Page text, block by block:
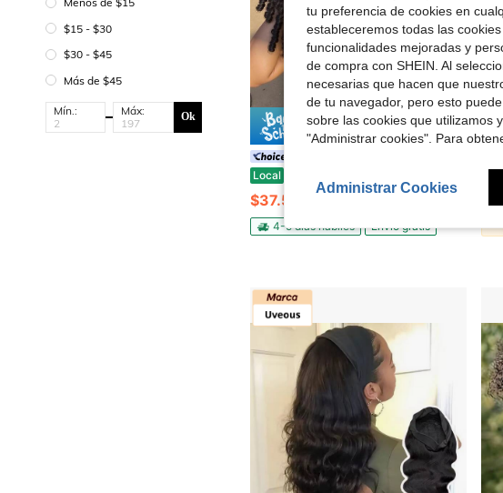
$15 - $30
$30 - $45
Más de $45
Mín.: Máx: Ok
Ahorro de $49.62
Local
$37.58
4-5 días hábiles Envío gratis
tu preferencia de cookies en
estableceremos todas las
funcionalidades mejoradas y
de compra con SHEIN. Al
necesarias que hacen que
de tu navegador, pero esto
sobre las cookies que utilizamos
"Administrar cookies". Para
Administrar Cookies